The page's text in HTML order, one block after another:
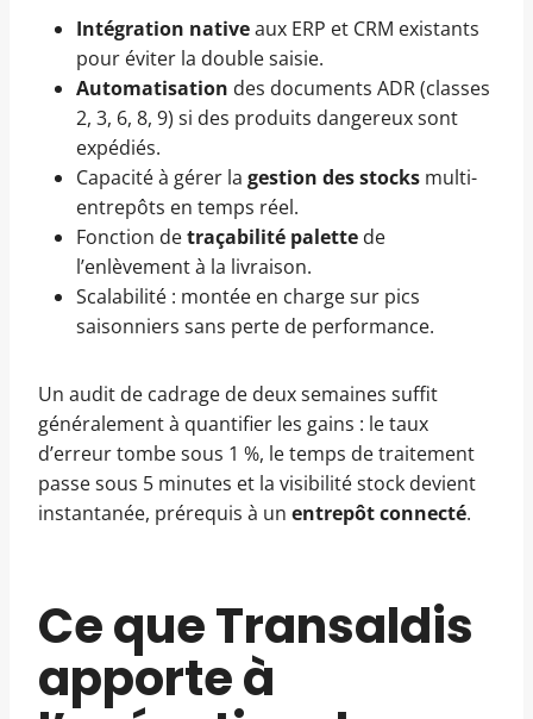
Intégration nativeaux ERP et CRM existants
pour éviter la double saisie.
Automatisation des documents ADR (classes
2, 3, 6, 8, 9) si des produits dangereux sont
expédiés.
Capacité à gérer la gestion des stocks multi-
entrepôts en temps réel.
Fonction detraçabilité palette de
l’enlèvement à la livraison.
Scalabilité : montée en charge sur pics
saisonniers sans perte de performance.
Un audit de cadrage de deux semaines suffit
généralement à quantifier les gains : le taux
d’erreur tombe sous 1 %, le temps de traitement
passe sous 5 minutes et la visibilité stock devient
instantanée, prérequis à un entrepôt connecté.
Ce que Transaldis
apporte à